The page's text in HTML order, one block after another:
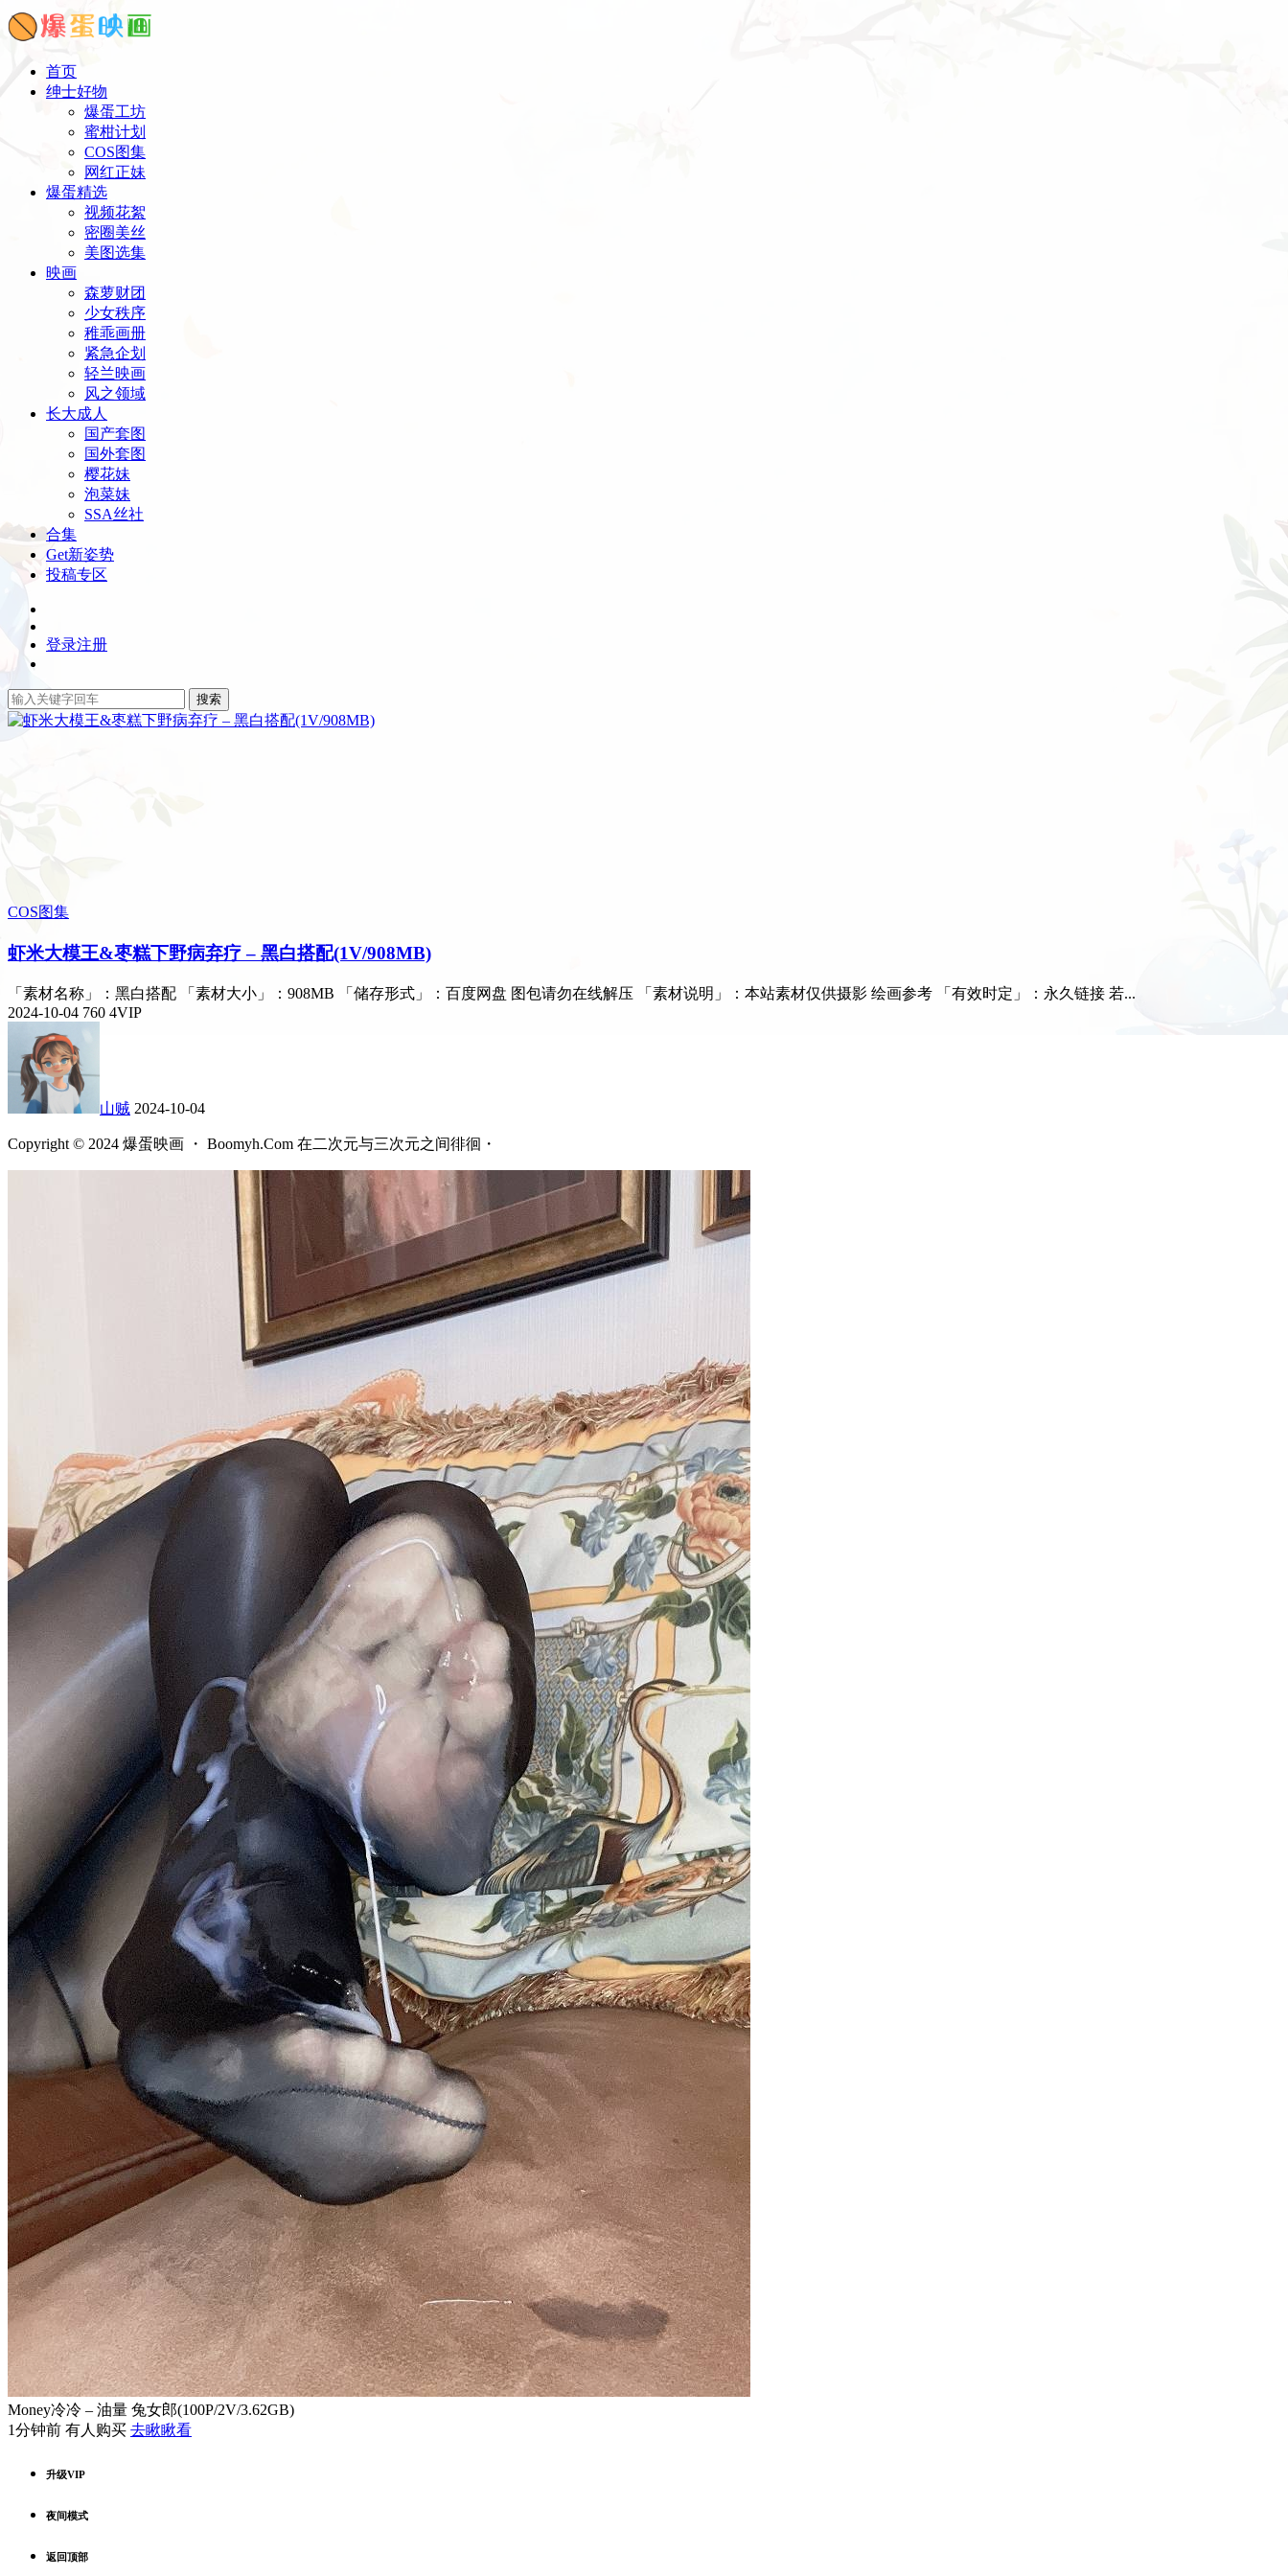
首页
绅士好物
爆蛋工坊
蜜柑计划
COS图集
网红正妹
爆蛋精选
视频花絮
密圈美丝
美图选集
映画
森萝财团
少女秩序
稚乖画册
紧急企划
轻兰映画
风之领域
长大成人
国产套图
国外套图
樱花妹
泡菜妹
SSA丝社
合集
Get新姿势
投稿专区
登录注册
搜索
COS图集
虾米大模王&枣糕下野病弃疗 – 黑白搭配(1V/908MB)
「素材名称」：黑白搭配 「素材大小」：908MB 「储存形式」：百度网盘 图包请勿在线解压 「素材说明」：本站素材仅供摄影 绘画参考 「有效时定」：永久链接 若...
2024-10-04 760 4VIP
山贼 2024-10-04
Copyright © 2024 爆蛋映画 ・ Boomyh.Com 在二次元与三次元之间徘徊・
Money冷冷 – 油量 兔女郎(100P/2V/3.62GB)
1分钟前 有人购买 去瞅瞅看
升级VIP
夜间模式
返回顶部